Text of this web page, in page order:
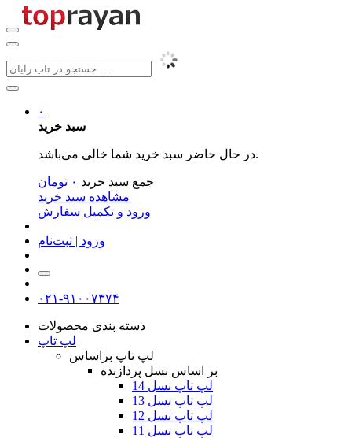
۰
سبد خرید
در حال حاضر سبد خرید شما خالی می‌باشد.
جمع سبد خرید ۰ تومان
مشاهده سبد خرید
ورود و تکمیل سفارش
ورود | ثبت‌نام
۰۲۱-۹۱۰۰۷۳۷۴
دسته بندی محصولات
لپ تاپ
لپ تاپ براساس
بر اساس نسل پردازنده
لپ تاپ نسل 14
لپ تاپ نسل 13
لپ تاپ نسل 12
لپ تاپ نسل 11